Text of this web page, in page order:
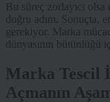
Bu süreç zorlayıcı olsa
doğru adım. Sonuçta,
gerekiyor. Marka
dünyasının bütünlüğü
Marka Tescil
Açmanın